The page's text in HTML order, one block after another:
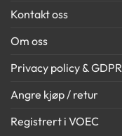
Kontakt oss
Om oss
Privacy policy & GDPR
Angre kjøp / retur
Registrert i VOEC